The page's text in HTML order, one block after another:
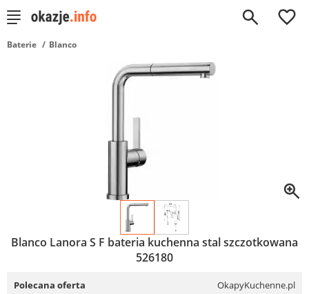
0
Baterie Blanco
Blanco Lanora S F bateria kuchenna stal szczotkowana
526180
Polecana oferta OkapyKuchenne.pl